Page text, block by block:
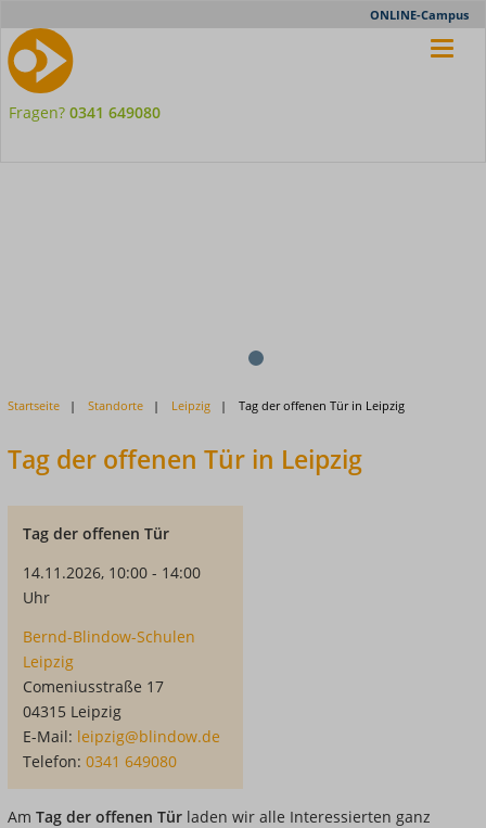
ONLINE-Campus
Fragen? 0341 649080
2
Startseite Standorte Leipzig Tag der offenen Tür in Leipzig
Tag der offenen Tür in Leipzig
Tag der offenen Tür
14.11.2026, 10:00 - 14:00
Uhr
Bernd-Blindow-Schulen
Leipzig
Comeniusstraße 17
04315 Leipzig
E-Mail: leipzig@blindow.de
Telefon: 0341 649080
Am Tag der offenen Tür laden wir alle Interessierten ganz